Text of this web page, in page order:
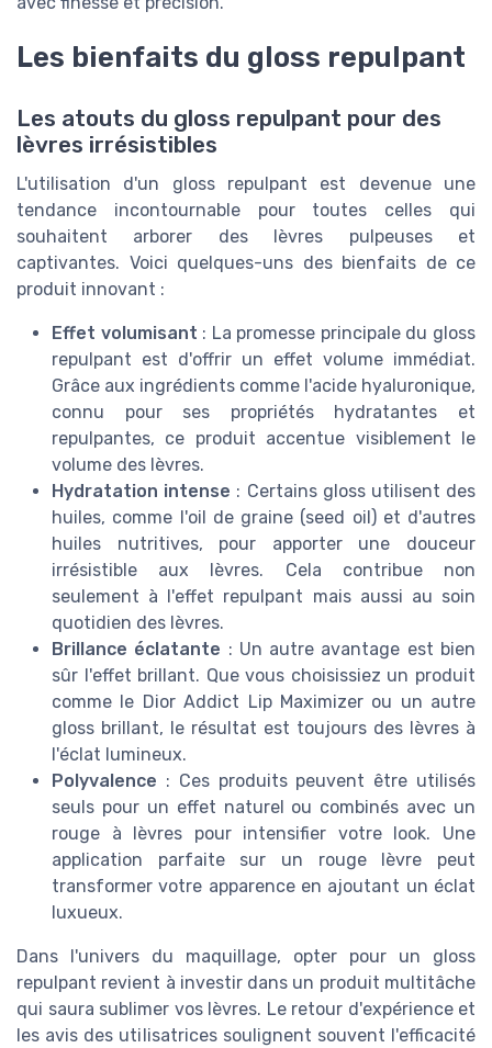
Les bienfaits du gloss repulpant
Les atouts du gloss repulpant pour des
lèvres irrésistibles
L'utilisation d'un gloss repulpant est devenue une
tendance incontournable pour toutes celles qui
souhaitent arborer des lèvres pulpeuses et
captivantes. Voici quelques-uns des bienfaits de ce
produit innovant :
Effet volumisant : La promesse principale du gloss
repulpant est d'offrir un effet volume immédiat.
Grâce aux ingrédients comme l'acide hyaluronique,
connu pour ses propriétés hydratantes et
repulpantes, ce produit accentue visiblement le
volume des lèvres.
Hydratation intense : Certains gloss utilisent des
huiles, comme l'oil de graine (seed oil) et d'autres
huiles nutritives, pour apporter une douceur
irrésistible aux lèvres. Cela contribue non
seulement à l'effet repulpant mais aussi au soin
quotidien des lèvres.
Brillance éclatante : Un autre avantage est bien
sûr l'effet brillant. Que vous choisissiez un produit
comme le Dior Addict Lip Maximizer ou un autre
gloss brillant, le résultat est toujours des lèvres à
l'éclat lumineux.
Polyvalence : Ces produits peuvent être utilisés
seuls pour un effet naturel ou combinés avec un
rouge à lèvres pour intensifier votre look. Une
application parfaite sur un rouge lèvre peut
transformer votre apparence en ajoutant un éclat
luxueux.
Dans l'univers du maquillage, opter pour un gloss
repulpant revient à investir dans un produit multitâche
qui saura sublimer vos lèvres. Le retour d'expérience et
les avis des utilisatrices soulignent souvent l'efficacité